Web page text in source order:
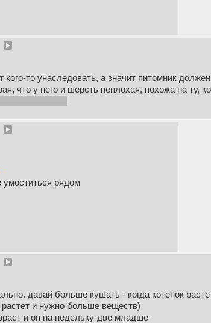
то унаследовать, а значит питомник
что у него и шерсть неплохая, похожа на ту,
умоститься рядом
давай больше кушать - когда котенок
и нужно больше веществ)
и он на недельку-две младше